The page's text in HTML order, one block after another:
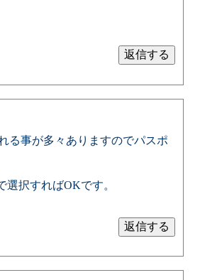
る事が多々ありますのでパスポ
択すればOKです。